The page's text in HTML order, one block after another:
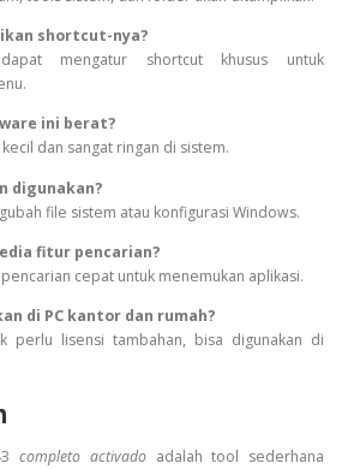
shortcut-nya?
mengatur shortcut khusus untuk
ini berat?
dan sangat ringan di sistem.
digunakan?
file sistem atau konfigurasi Windows.
fitur pencarian?
cepat untuk menemukan aplikasi.
di PC kantor dan rumah?
perlu lisensi tambahan, bisa digunakan di
completo activadoadalah tool sederhana